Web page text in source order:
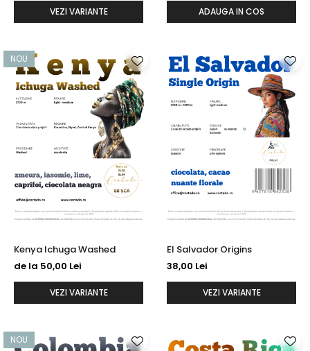
VEZI VARIANTE ADAUGA IN COS
NOU
Kenya Ichuga Washed
de la 50,00 Lei
VEZI VARIANTE
El Salvador Origins
38,00 Lei
VEZI VARIANTE
NOU